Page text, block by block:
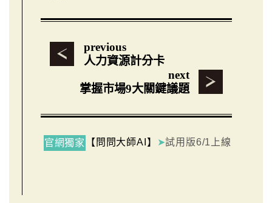
previous
人力資源計分卡
next
掌握市場9大關鍵議題
官網獨家 【問問大師AI】 ➤試用版6/1上線